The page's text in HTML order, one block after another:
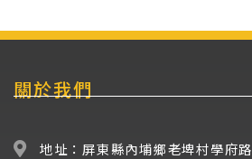
關於我們
地址：屏東縣內埔鄉老埤村學府